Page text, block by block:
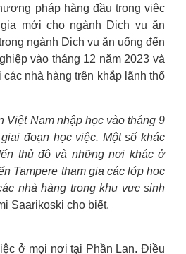
pháp hàng đầu trong việc
mới cho ngành Dịch vụ ăn
ngành Dịch vụ ăn uống đến
vào tháng 12 năm 2023 và
các nhà hàng trên khắp lãnh thổ
Việt Nam nhập học vào tháng 9
đoạn học việc. Một số khác
thủ đô và những nơi khác ở
Tampere tham gia các lớp học
nhà hàng trong khu vực sinh
Saarikoski cho biết.
ở mọi nơi tại Phần Lan. Điều